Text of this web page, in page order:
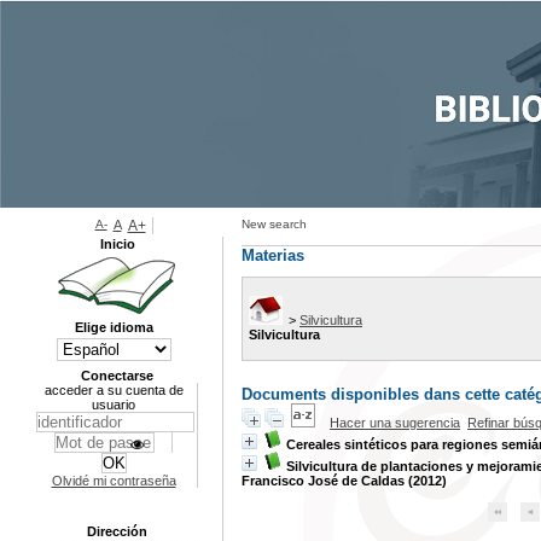
New search
Materias
> Silvicultura
Silvicultura
Documents disponibles dans cette
Hacer una sugerencia Refinar
Cereales sintéticos para regiones
Silvicultura de plantaciones y
Francisco José de Caldas (2012)
A- A A+
Inicio
Elige idioma
Conectarse
acceder a su cuenta de
usuario
Olvidé mi contraseña
Dirección